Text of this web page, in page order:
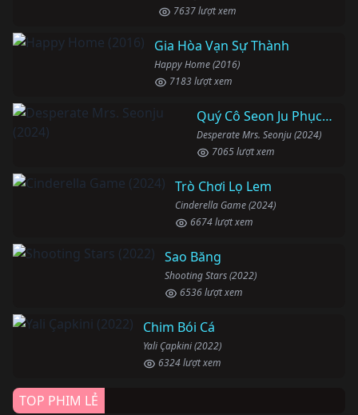
7637 lượt xem
Gia Hòa Vạn Sự Thành
Happy Home (2016)
7183 lượt xem
Quý Cô Seon Ju Phục Thù
Desperate Mrs. Seonju (2024)
7065 lượt xem
Trò Chơi Lọ Lem
Cinderella Game (2024)
6674 lượt xem
Sao Băng
Shooting Stars (2022)
6536 lượt xem
Chim Bói Cá
Yali Çapkini (2022)
6324 lượt xem
TOP PHIM LẺ